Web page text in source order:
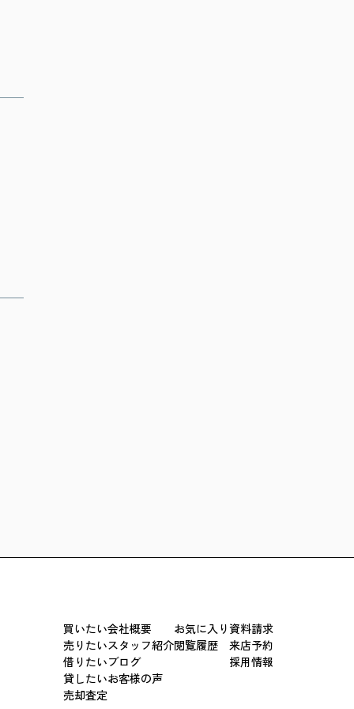
買いたい
売りたい
借りたい
貸したい
売却査定
会社概要
スタッフ紹介
ブログ
お客様の声
お気に入り
閲覧履歴
資料請求
来店予約
採用情報